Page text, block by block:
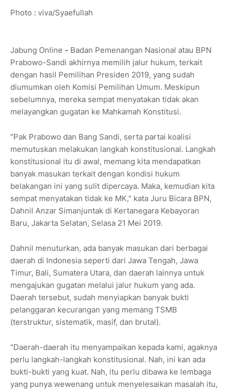
Photo : viva/Syaefullah
Jabung Online - Badan Pemenangan Nasional atau BPN
Prabowo-Sandi akhirnya memilih jalur hukum, terkait
dengan hasil Pemilihan Presiden 2019, yang sudah
diumumkan oleh Komisi Pemilihan Umum. Meskipun
sebelumnya, mereka sempat menyatakan tidak akan
melayangkan gugatan ke Mahkamah Konstitusi.
"Pak Prabowo dan Bang Sandi, serta partai koalisi
memutuskan melakukan langkah konstitusional. Langkah
konstitusional itu di awal, memang kita mendapatkan
banyak masukan terkait dengan kondisi hukum
belakangan ini yang sulit dipercaya. Maka, kemudian kita
sempat menyatakan tidak ke MK," kata Juru Bicara BPN,
Dahnil Anzar Simanjuntak di Kertanegara Kebayoran
Baru, Jakarta Selatan, Selasa 21 Mei 2019.
Dahnil menuturkan, ada banyak masukan dari berbagai
daerah di Indonesia seperti dari Jawa Tengah, Jawa
Timur, Bali, Sumatera Utara, dan daerah lainnya untuk
mengajukan gugatan melalui jalur hukum yang ada.
Daerah tersebut, sudah menyiapkan banyak bukti
pelanggaran kecurangan yang memang TSMB
(terstruktur, sistematik, masif, dan brutal).
"Daerah-daerah itu menyampaikan kepada kami, agaknya
perlu langkah-langkah konstitusional. Nah, ini kan ada
bukti-bukti yang kuat. Nah, itu perlu dibawa ke lembaga
yang punya wewenang untuk menyelesaikan masalah itu,